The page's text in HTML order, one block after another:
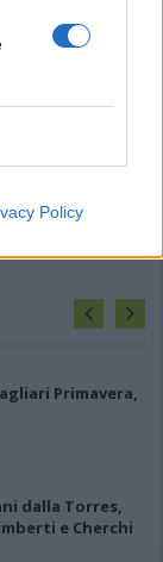
Policy
Primavera,
dalla Torres,
e Cherchi